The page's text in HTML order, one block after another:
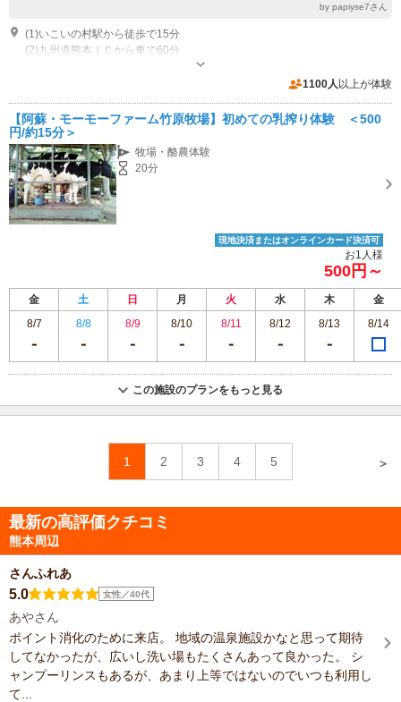
by papiyse7さん
(1)いこいの村駅から徒歩で15分
(2)九州道熊本ＩＣから車で60分
営業：春・夏（4月～10月）→10:00～17:00 営業：秋・冬（11月～3月）
→10:00～16:30 1月、2月は冬季休業期間あり 休業日：毎週火曜日・水曜日
1100人 以上が体験
【阿蘇・モーモーファーム竹原牧場】初めての乳搾り体験 ＜500
円/約15分＞
牧場・酪農体験
20分
現地決済またはオンラインカード決済可
お1人様
500円～
金 土 日 月 火 水 木
金
8/7
8/8 8/9 8/10 8/11 8/12 8/13 8/14
この施設のプランをもっと見る
1 2 3 4 5 ＞
最新の高評価クチコミ
熊本周辺
さんふれあ
5.0 女性／40代
あやさん
ポイント消化のために来店。 地域の温泉施設かなと思って期待
してなかったが、広いし洗い場もたくさんあって良かった。 シ
ャンプーリンスもあるが、あまり上等ではないのでいつも利用し
て...